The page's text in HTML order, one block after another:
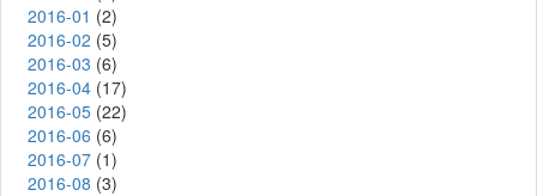
2016-01 (2)
2016-02 (5)
2016-03 (6)
2016-04 (17)
2016-05 (22)
2016-06 (6)
2016-07 (1)
2016-08 (3)